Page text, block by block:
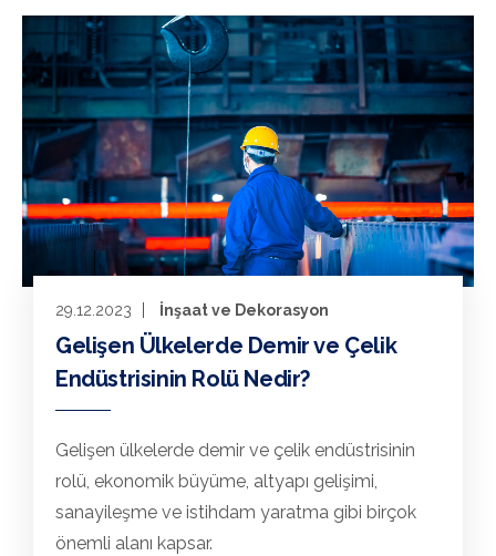
29.12.2023 İnşaat ve Dekorasyon
Gelişen Ülkelerde Demir ve Çelik
Endüstrisinin Rolü Nedir?
Gelişen ülkelerde demir ve çelik endüstrisinin
rolü, ekonomik büyüme, altyapı gelişimi,
sanayileşme ve istihdam yaratma gibi birçok
önemli alanı kapsar.